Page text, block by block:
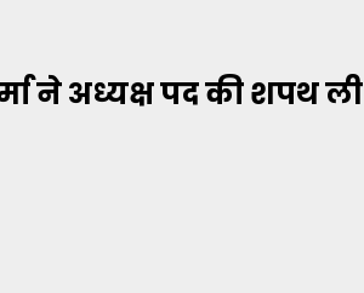
ने अध्यक्ष पद की शपथ ली